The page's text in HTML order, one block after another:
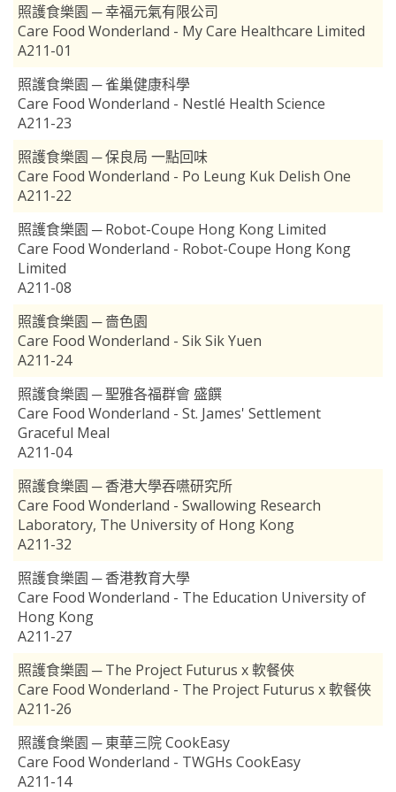
照護食樂園 ─ 幸福元氣有限公司
Care Food Wonderland - My Care Healthcare Limited
A211-01
照護食樂園 ─ 雀巢健康科學
Care Food Wonderland - Nestlé Health Science
A211-23
照護食樂園 ─ 保良局 一點回味
Care Food Wonderland - Po Leung Kuk Delish One
A211-22
照護食樂園 ─ Robot-Coupe Hong Kong Limited
Care Food Wonderland - Robot-Coupe Hong Kong
Limited
A211-08
照護食樂園 ─ 嗇色園
Care Food Wonderland - Sik Sik Yuen
A211-24
照護食樂園 ─ 聖雅各福群會 盛饌
Care Food Wonderland - St. James' Settlement
Graceful Meal
A211-04
照護食樂園 ─ 香港大學吞嚥研究所
Care Food Wonderland - Swallowing Research
Laboratory, The University of Hong Kong
A211-32
照護食樂園 ─ 香港教育大學
Care Food Wonderland - The Education University of
Hong Kong
A211-27
照護食樂園 ─ The Project Futurus x 軟餐俠
Care Food Wonderland - The Project Futurus x 軟餐俠
A211-26
照護食樂園 ─ 東華三院 CookEasy
Care Food Wonderland - TWGHs CookEasy
A211-14